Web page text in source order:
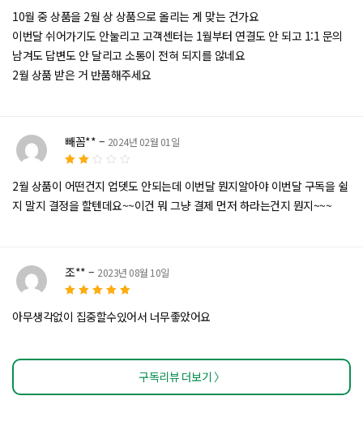
중
에
서
1
평
10월 중 상품을 2월 상 상품으로 올리는 게 맞는 건가요
이번달 쉬어가기도 안눌리고 고객센터는 1월부터 연결도 안 되고 1:1 문의
남겨도 답변도 안 달리고 소통이 전혀 되지를 않네요
2월 상품 받은 거 반품해주세요
에서
2로
평가
빼꼼** – 2024년 02월 01일
2월 상품이 어떤건지 업뎃도 안되는데 이번달 뭔지알아야 이번달 구독을 쉴
지 말지 결정을 할텐데요~~이건 뭐 그냥 결제 먼저 하라는건지 뭔지~~~
5 중에서 5
로
평가됨
조** – 2023년 08월 10일
아무생각없이 집중할수있어서 너무좋았어요
구독리뷰 더보기 〉